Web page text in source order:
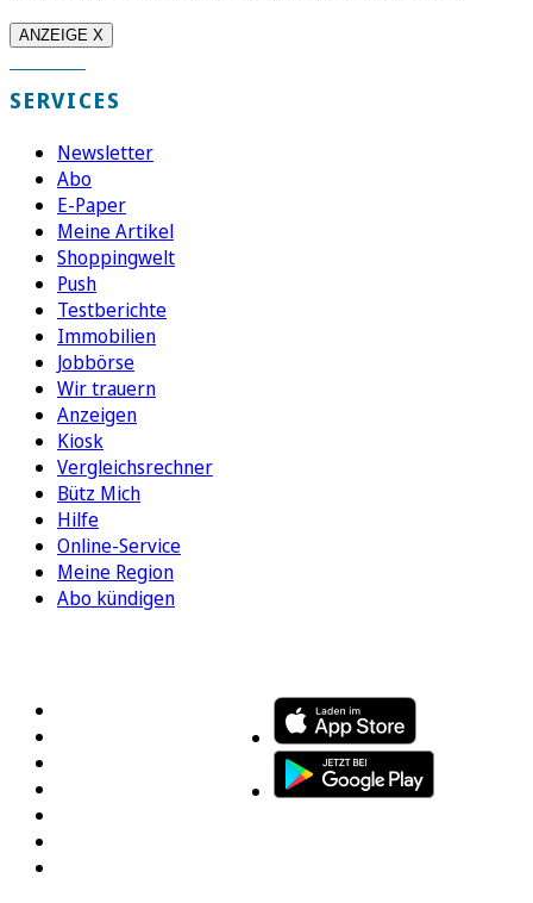
ANZEIGE X
SERVICES
Newsletter
Abo
E-Paper
Meine Artikel
Shoppingwelt
Push
Testberichte
Immobilien
Jobbörse
Wir trauern
Anzeigen
Kiosk
Vergleichsrechner
Bütz Mich
Hilfe
Online-Service
Meine Region
Abo kündigen